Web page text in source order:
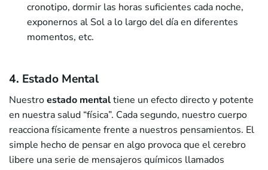
cronotipo, dormir las horas suficientes cada noche,
exponernos al Sol a lo largo del día en diferentes
momentos, etc.
4. Estado Mental
Nuestroestado mentaltiene un efecto directo y potente
en nuestra salud “física”. Cada segundo, nuestro cuerpo
reacciona físicamente frente a nuestros pensamientos. El
simple hecho de pensar en algo provoca que el cerebro
libere una serie de mensajeros químicos llamados